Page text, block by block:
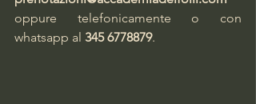
oppure telefonicamente o con
whatsapp al 345 6778879.